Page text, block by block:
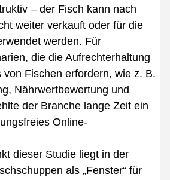
– der Fisch kann nach
weiter verkauft oder für die
werden. Für
die die Aufrechterhaltung
Fischen erfordern, wie z. B.
Nährwertbewertung und
der Branche lange Zeit ein
Online-
dieser Studie liegt in der
als „Fenster“ für